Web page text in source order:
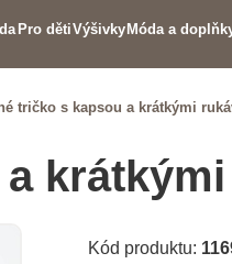
Pro dětiVýšivky Móda a
tričko s kapsou a krátkými
Kód produktu: